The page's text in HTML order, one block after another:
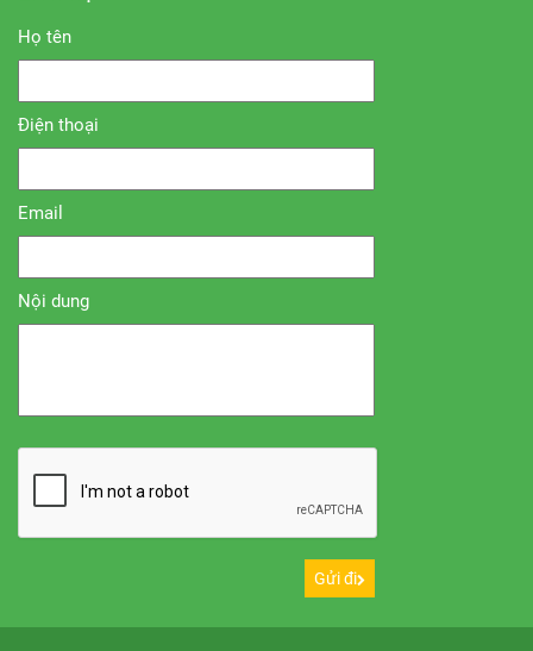
Họ tên
Điện thoại
Email
Nội dung
Gửi đi